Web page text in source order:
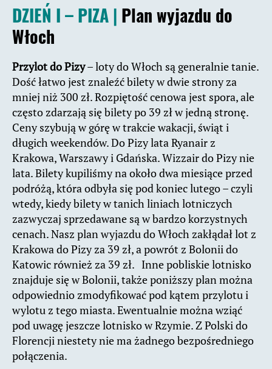
DZIEŃ I – PIZA | Plan wyjazdu do
Włoch
Przylot do Pizy– loty do Włoch są generalnie tanie.
Dość łatwo jest znaleźć bilety w dwie strony za
mniej niż 300 zł. Rozpiętość cenowa jest spora, ale
często zdarzają się bilety po 39 zł w jedną stronę.
Ceny szybują w górę w trakcie wakacji, świąt i
długich weekendów. Do Pizy lata Ryanair z
Krakowa, Warszawy i Gdańska. Wizzair do Pizy nie
lata. Bilety kupiliśmy na około dwa miesiące przed
podróżą, która odbyła się pod koniec lutego – czyli
wtedy, kiedy bilety w tanich liniach lotniczych
zazwyczaj sprzedawane są w bardzo korzystnych
cenach. Nasz plan wyjazdu do Włoch zakłądał lot z
Krakowa do Pizy za 39 zł, a powrót z Bolonii do
Katowic również za 39 zł. Inne pobliskie lotnisko
znajduje się w Bolonii, także poniższy plan można
odpowiednio zmodyfikować pod kątem przylotu i
wylotu z tego miasta. Ewentualnie można wziąć
pod uwagę jeszcze lotnisko w Rzymie. Z Polski do
Florencji niestety nie ma żadnego bezpośredniego
połączenia.